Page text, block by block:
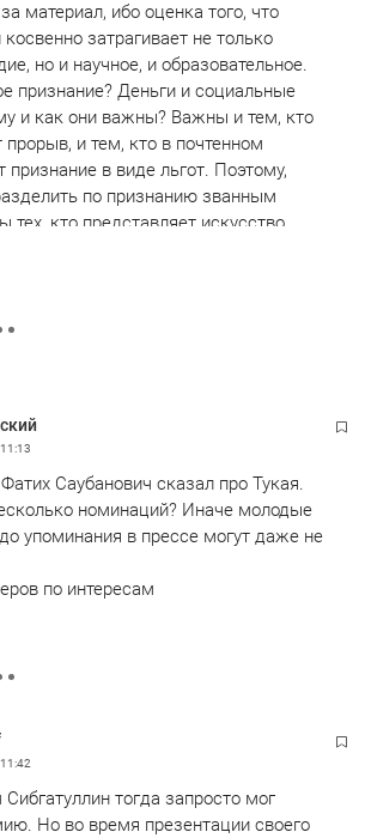
материал, ибо оценка того, что
затрагивает не только
но и научное, и образовательное.
признание? Деньги и социальные
и как они важны? Важны и тем, кто
и тем, кто в почтенном
признание в виде льгот. Поэтому,
по признанию званным
тех, кто представляет искусство
Почему я так считаю? Видел
я только за них, хотя сам не
и Низамову, и Батулле, и тем, кто с
взглянул их глазами.
этом вопросе.
11:13
Саубанович сказал про Тукая.
номинаций? Иначе молодые
упоминания в прессе могут даже не
по интересам
11:42
Сибгатуллин тогда запросто мог
Но во время презентации своего